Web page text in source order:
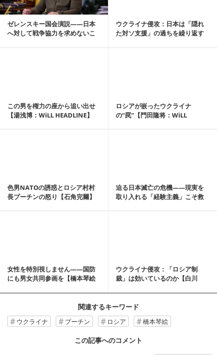
ゼレンスキー国会演説――日本
へ対して戦争協力を求めないこ
ウクライナ侵攻：日本は「隠れ
た対ソ支援」の過ちを繰り返す
この男を権力の座から追い出せ
【湯浅博：WiLL HEADLINE】
ロシアが嵌ったウクライナ
の“罠”【門田隆将：WiLL
色男NATOの誘惑とロシア村村
長プーチンの怒り【石角完爾】
迫る日本滅亡の危機――現実を
取り入れる「経験主義」こそ救
女性を特別視しません――国防
にも男女共同参画を【橋本琴絵
ウクライナ侵攻：「ロシア制
裁」は効いているのか【白川
関連するキーワード
ウクライナ プーチン ロシア 橋本琴絵
この記事へのコメント